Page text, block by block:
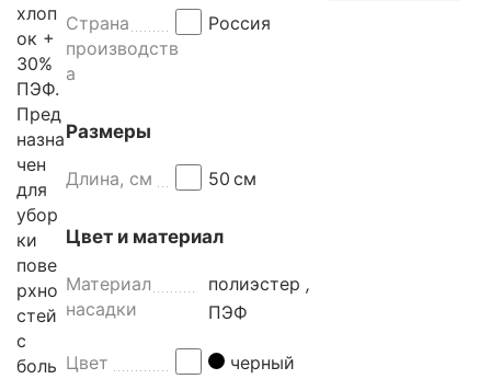
хлоп
ок +
30%
ПЭФ.
Пред
назна
чен
для
убор
ки
пове
рхно
стей
с
боль
Страна
производств
а
Россия
Размеры
Длина, см 50 см
Цвет и материал
Материал
насадки
полиэстер ,
ПЭФ
Цвет черный